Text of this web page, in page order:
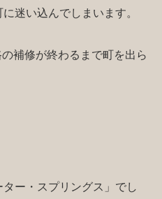
迷い込んでしまいます。
補修が終わるまで町を出ら
ー・スプリングス」でし